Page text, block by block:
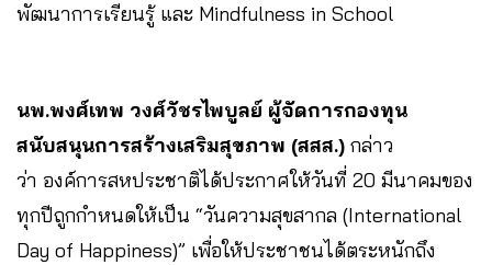
พัฒนาการเรียนรู้ และ Mindfulness in School
นพ.พงศ์เทพ วงศ์วัชรไพบูลย์ ผู้จัดการกองทุน
สนับสนุนการสร้างเสริมสุขภาพ (สสส.) กล่าว
ว่า องค์การสหประชาติได้ประกาศให้วันที่ 20 มีนาคมของ
ทุกปีถูกกำหนดให้เป็น “วันความสุขสากล (International
Day of Happiness)” เพื่อให้ประชาชนได้ตระหนักถึง